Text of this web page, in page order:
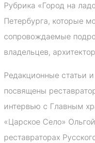
Рубрика «Город на
Петербурга, которые
сопровождаемые
владельцев,
Редакционные статьи
посвящены
интервью с Главным
«Царское Село»
реставраторах